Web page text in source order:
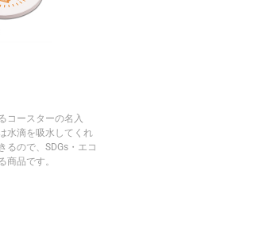
コースターの名入
水滴を吸水してくれ
るので、SDGs・エコ
商品です。